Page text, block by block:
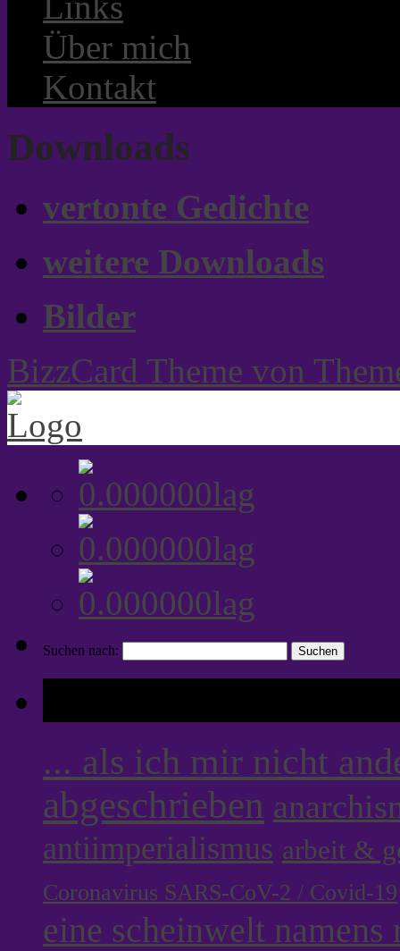
Über mich
Kontakt
Downloads
vertonte Gedichte
weitere Downloads
Bilder
BizzCard Theme von
Suchen nach:
... als ich mir nicht
abgeschrieben
antiimperialismus arbeit &
Coronavirus SARS-CoV-2 / Covid-19
eine scheinwelt namens